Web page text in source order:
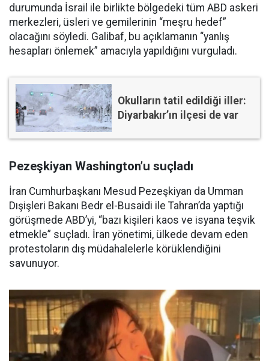
durumunda İsrail ile birlikte bölgedeki tüm ABD askeri
merkezleri, üsleri ve gemilerinin “meşru hedef”
olacağını söyledi. Galibaf, bu açıklamanın “yanlış
hesapları önlemek” amacıyla yapıldığını vurguladı.
Okulların tatil edildiği iller:
Diyarbakır’ın ilçesi de var
Pezeşkiyan Washington’u suçladı
İran Cumhurbaşkanı Mesud Pezeşkiyan da Umman
Dışişleri Bakanı Bedr el-Busaidi ile Tahran’da yaptığı
görüşmede ABD’yi, “bazı kişileri kaos ve isyana teşvik
etmekle” suçladı. İran yönetimi, ülkede devam eden
protestoların dış müdahalelerle körüklendiğini
savunuyor.